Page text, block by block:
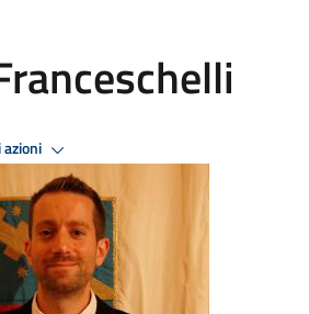
azioni